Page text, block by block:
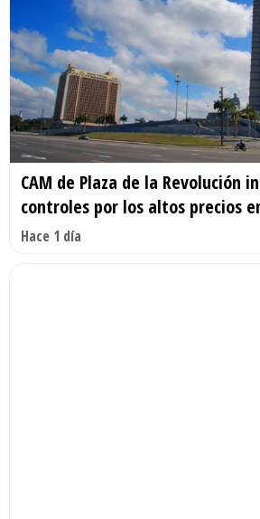
CAM de Plaza de la Revolución
controles por los altos precios
Hace 1 día